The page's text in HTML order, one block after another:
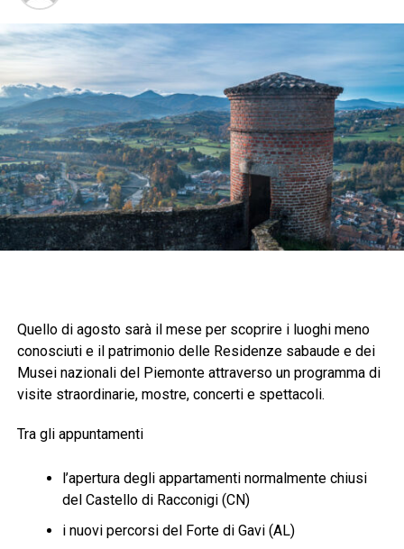
Quello di agosto sarà il mese per scoprire i luoghi meno
conosciuti e il patrimonio delle Residenze sabaude e dei
Musei nazionali del Piemonte attraverso un programma di
visite straordinarie, mostre, concerti e spettacoli.
Tra gli appuntamenti
l’apertura degli appartamenti normalmente chiusi
del Castello di Racconigi (CN)
i nuovi percorsi del Forte di Gavi (AL)